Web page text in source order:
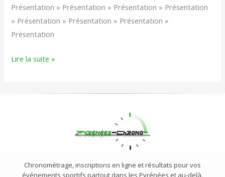
Présentation » Présentation » Présentation » Présentation
» Présentation » Présentation » Présentation »
Présentation
Lire la suite »
Chronométrage, inscriptions en ligne et résultats pour vos
événements sportifs partout dans les Pyrénées et au-delà.